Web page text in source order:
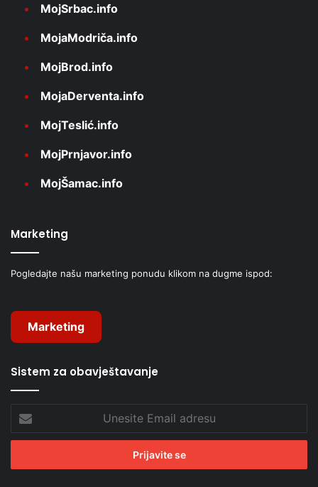
MojSrbac.info
MojaModriča.info
MojBrod.info
MojaDerventa.info
MojTeslić.info
MojPrnjavor.info
MojŠamac.info
Marketing
Pogledajte našu marketing ponudu klikom na dugme ispod:
Marketing
Sistem za obavještavanje
Email
adresu